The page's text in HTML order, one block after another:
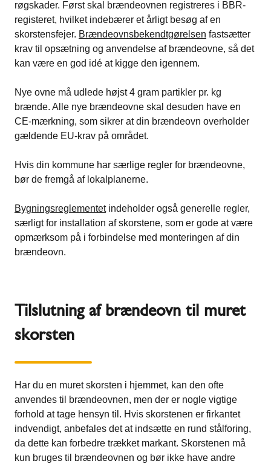
røgskader. Først skal brændeovnen registreres i BBR-
registeret, hvilket indebærer et årligt besøg af en
skorstensfejer. Brændeovnsbekendtgørelsen fastsætter
krav til opsætning og anvendelse af brændeovne, så det
kan være en god idé at kigge den igennem.
Nye ovne må udlede højst 4 gram partikler pr. kg
brænde. Alle nye brændeovne skal desuden have en
CE-mærkning, som sikrer at din brændeovn overholder
gældende EU-krav på området.
Hvis din kommune har særlige regler for brændeovne,
bør de fremgå af lokalplanerne.
Bygningsreglementetindeholder også generelle regler,
særligt for installation af skorstene, som er gode at være
opmærksom på i forbindelse med monteringen af din
brændeovn.
Tilslutning af brændeovn til muret
skorsten
Har du en muret skorsten i hjemmet, kan den ofte
anvendes til brændeovnen, men der er nogle vigtige
forhold at tage hensyn til. Hvis skorstenen er firkantet
indvendigt, anbefales det at indsætte en rund stålforing,
da dette kan forbedre trækket markant. Skorstenen må
kun bruges til brændeovnen og bør ikke have andre